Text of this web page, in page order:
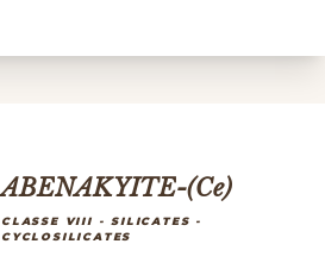
ABENAKYITE-(Ce)
CLASSE VIII - SILICATES -
CYCLOSILICATES